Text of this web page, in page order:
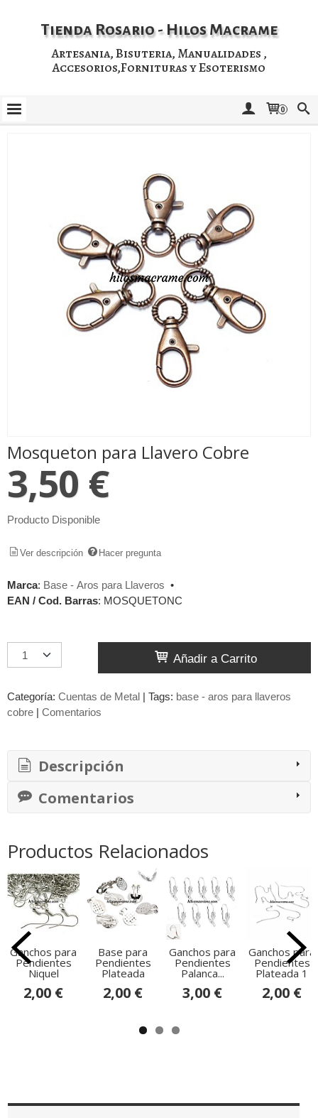
Tienda Rosario - Hilos Macrame
Artesania, Bisuteria, Manualidades ,
Accesorios,Fornituras y Esoterismo
0
Mosqueton para Llavero Cobre
3,50 €
Producto Disponible
Ver descripción Hacer pregunta
Marca: Base - Aros para Llaveros •
EAN / Cod. Barras: MOSQUETONC
Añadir a Carrito
Categoría: Cuentas de Metal | Tags: base - aros para llaveros
cobre | Comentarios
Descripción
Comentarios
Productos Relacionados
Ganchos para
Pendientes
Niquel
2,00 €
Base para
Pendientes
Plateada
2,00 €
Ganchos para
Pendientes
Palanca...
3,00 €
Ganchos para
Pendientes
Plateada 1
2,00 €